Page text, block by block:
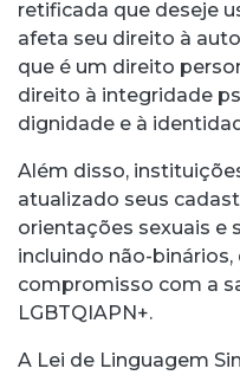
retificada que deseje
afeta seu direito à
que é um direito
direito à integridade
dignidade e à
Além disso,
atualizado seus
orientações sexuais e
incluindo não-
compromisso com a
LGBTQIAPN+.
A Lei de Linguagem